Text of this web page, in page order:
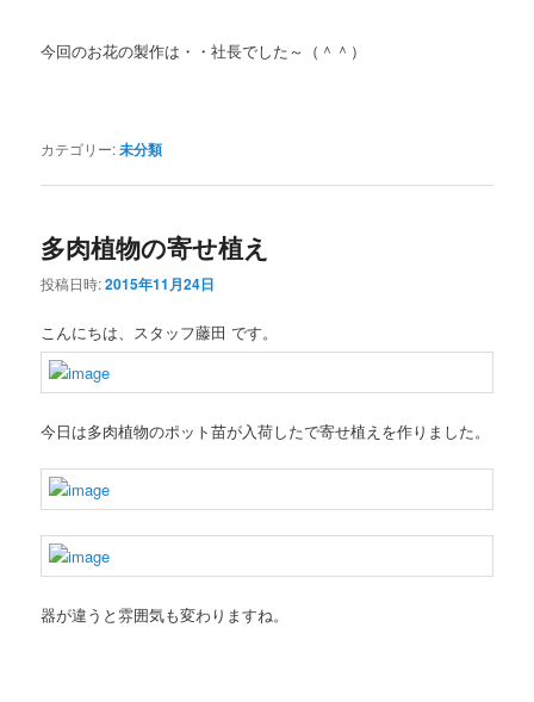
今回のお花の製作は・・社長でした～（＾＾）
カテゴリー:未分類
多肉植物の寄せ植え
投稿日時:2015年11月24日
こんにちは、スタッフ藤田 です。
今日は多肉植物のポット苗が入荷したで寄せ植えを作りました。
器が違うと雰囲気も変わりますね。